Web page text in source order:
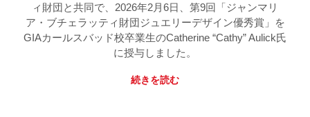
ィ財団と共同で、2026年2月6日、第9回「ジャンマリ
ア・ブチェラッティ財団ジュエリーデザイン優秀賞」を
GIAカールスバッド校卒業生のCatherine “Cathy” Aulick氏
に授与しました。
続きを読む